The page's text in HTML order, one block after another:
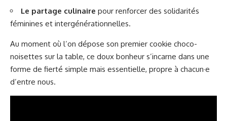
Le partage culinaire pour renforcer des solidarités
féminines et intergénérationnelles.
Au moment où l’on dépose son premier cookie choco-
noisettes sur la table, ce doux bonheur s’incarne dans une
forme de fierté simple mais essentielle, propre à chacun·e
d’entre nous.